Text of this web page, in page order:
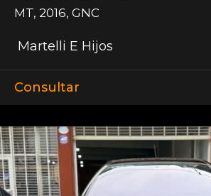
MT, 2016, GNC
Martelli E Hijos
Consultar